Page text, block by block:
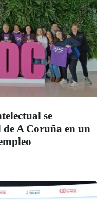
se
A Coruña en un